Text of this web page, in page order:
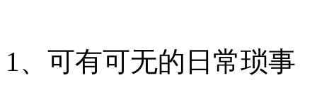
1、可有可无的日常琐事